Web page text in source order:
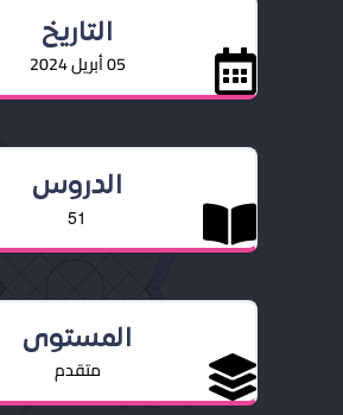
التاريخ
05 أبريل 2024
الدروس
51
المستوى
متقدم